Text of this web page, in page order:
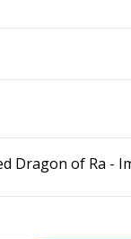
Dragon of Ra -